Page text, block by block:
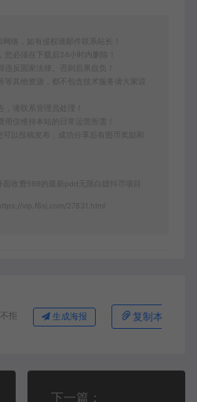
络，如有侵权请邮件联系站长！
您必须在下载后24小时内删除！
反国家法律。否则后果自负！
等其他资源，都不包含技术服务请大家谅
，请联系管理员处理！
仅维持本站的日常运营所需！
以投稿发布，成功分享后有图币奖励和
面收费598的最新pdd无限白嫖抖币项目
vip.f6sj.com/27831.html
拒 生成海报 复制本文链接
下一篇：